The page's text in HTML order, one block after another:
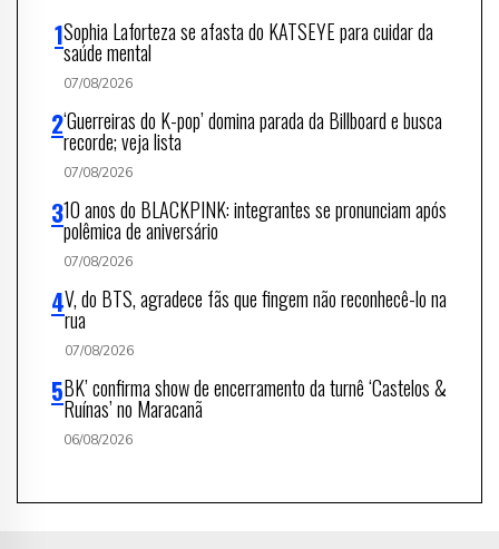
Sophia Laforteza se afasta do KATSEYE para cuidar da
saúde mental
07/08/2026
‘Guerreiras do K-pop’ domina parada da Billboard e busca
recorde; veja lista
07/08/2026
10 anos do BLACKPINK: integrantes se pronunciam após
polêmica de aniversário
07/08/2026
V, do BTS, agradece fãs que fingem não reconhecê-lo na
rua
07/08/2026
BK’ confirma show de encerramento da turnê ‘Castelos &
Ruínas’ no Maracanã
06/08/2026